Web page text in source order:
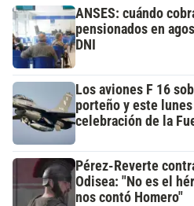
ANSES: cuándo
pensionados en
DNI
Los aviones F 16
porteño y este
celebración de la
Pérez-Reverte
Odisea: "No es el
nos contó Homero"